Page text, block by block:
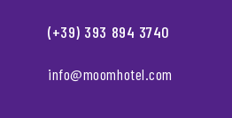
(+39) 393 894 3740
info@moomhotel.com